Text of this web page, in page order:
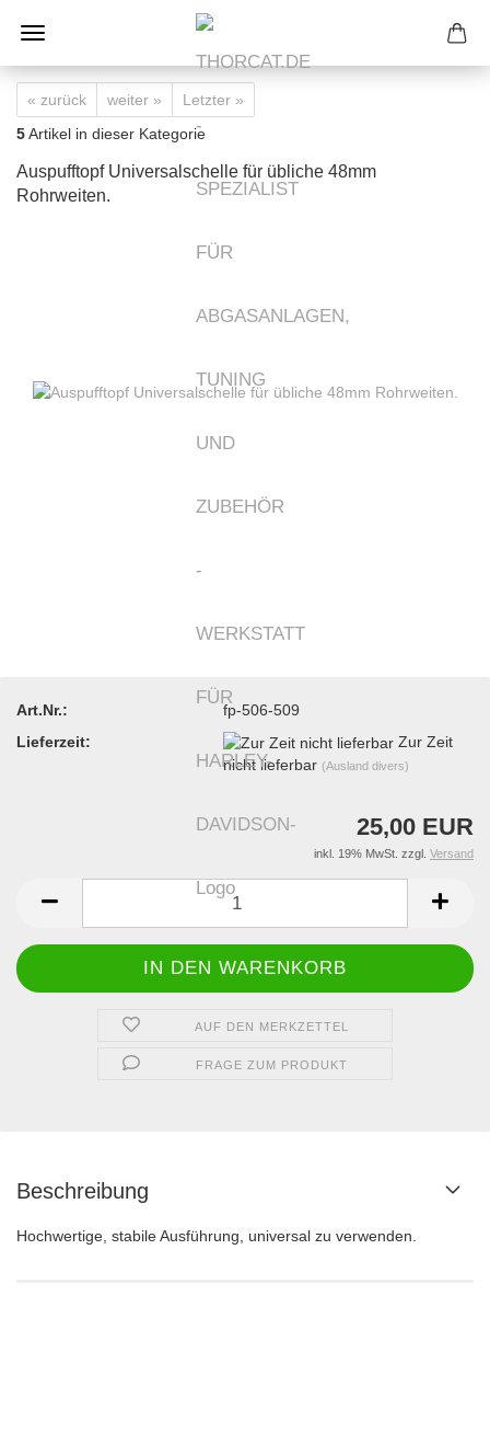
« zurück weiter »
Letzter »
5Artikel in dieser Kategorie
Auspufftopf Universalschelle für übliche 48mm
Rohrweiten.
Art.Nr.:
fp-506-509
Lieferzeit:
Zur Zeit
nicht lieferbar (Ausland divers)
25,00 EUR
inkl. 19% MwSt. zzgl. Versand
AUF DEN MERKZETTEL
FRAGE ZUM PRODUKT
Beschreibung
Hochwertige, stabile Ausführung, universal zu verwenden.